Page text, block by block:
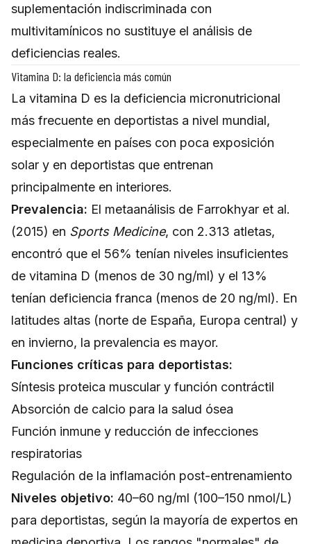
suplementación indiscriminada con
multivitamínicos no sustituye el análisis de
deficiencias reales.
Vitamina D: la deficiencia más común
La vitamina D es la deficiencia micronutricional
más frecuente en deportistas a nivel mundial,
especialmente en países con poca exposición
solar y en deportistas que entrenan
principalmente en interiores.
Prevalencia: El metaanálisis de Farrokhyar et al.
(2015) en Sports Medicine, con 2.313 atletas,
encontró que el 56% tenían niveles insuficientes
de vitamina D (menos de 30 ng/ml) y el 13%
tenían deficiencia franca (menos de 20 ng/ml). En
latitudes altas (norte de España, Europa central) y
en invierno, la prevalencia es mayor.
Funciones críticas para deportistas:
Síntesis proteica muscular y función contráctil
Absorción de calcio para la salud ósea
Función inmune y reducción de infecciones
respiratorias
Regulación de la inflamación post-entrenamiento
Niveles objetivo: 40–60 ng/ml (100–150 nmol/L)
para deportistas, según la mayoría de expertos en